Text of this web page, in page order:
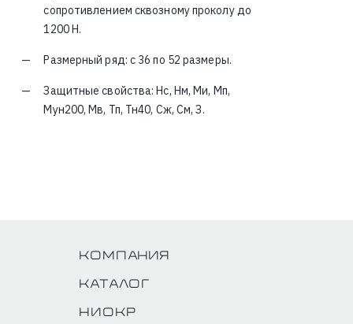
сопротивлением сквозному проколу до
1200 Н.
Размерный ряд: с 36 по 52 размеры.
Защитные свойства: Нс, Нм, Ми, Мп,
Мун200, Мв, Тп, Тн40, Сж, См, З.
Компания
Каталог
НИОКР